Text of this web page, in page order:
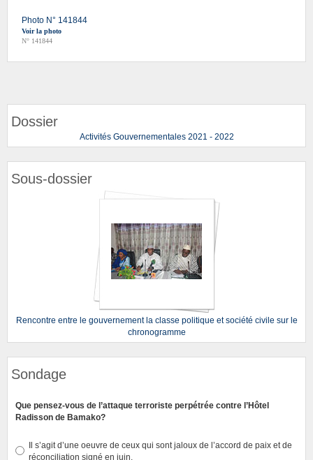
Photo N° 141844
Voir la photo
N° 141844
Dossier
Activités Gouvernementales 2021 - 2022
Sous-dossier
Rencontre entre le gouvernement la classe politique et société civile sur le
chronogramme
Sondage
Que pensez-vous de l’attaque terroriste perpétrée contre l’Hôtel
Radisson de Bamako?
Il s’agit d’une oeuvre de ceux qui sont jaloux de l’accord de paix et de
réconciliation signé en juin.